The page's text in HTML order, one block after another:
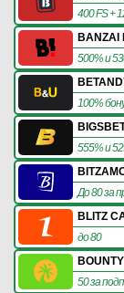
400 FS +
500% и
100%
555% и
До 80 за
BLITZ
до 80
50 за